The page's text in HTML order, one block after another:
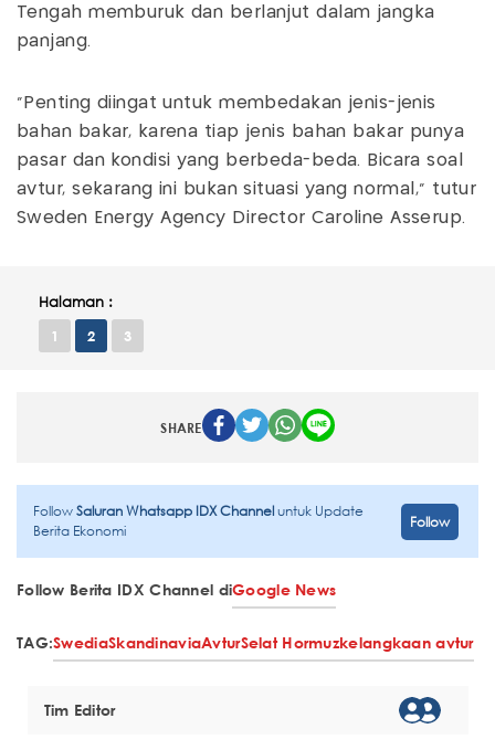
Tengah memburuk dan berlanjut dalam jangka
panjang.
“Penting diingat untuk membedakan jenis-jenis
bahan bakar, karena tiap jenis bahan bakar punya
pasar dan kondisi yang berbeda-beda. Bicara soal
avtur, sekarang ini bukan situasi yang normal,” tutur
Sweden Energy Agency Director Caroline Asserup.
Halaman :
1 2 3
SHARE
FollowSaluran Whatsapp IDX Channeluntuk Update
Berita Ekonomi
Follow
Follow Berita IDX Channel diGoogle News
TAG:SwediaSkandinaviaAvturSelat Hormuzkelangkaan avtur
Tim Editor